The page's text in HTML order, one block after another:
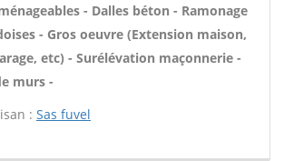
- Dalles béton - Ramonage
- Gros oeuvre (Extension maison,
etc) - Surélévation maçonnerie -
murs -
: Sas fuvel